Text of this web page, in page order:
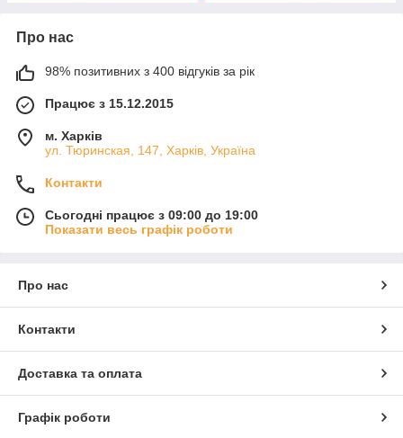
Про нас
98% позитивних з 400 відгуків за рік
Працює з 15.12.2015
м. Харків
ул. Тюринская, 147, Харків, Україна
Контакти
Сьогодні працює з 09:00 до 19:00
Показати весь графік роботи
Про нас
Контакти
Доставка та оплата
Графік роботи